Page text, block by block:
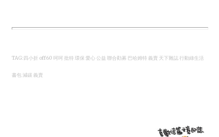
TAG:四小折 off60 呵呵 批特 環保 愛心 公益 聯合勸募 巴哈姆特 義賣 天下雜誌 行動綠生活
書包 減碳 義賣